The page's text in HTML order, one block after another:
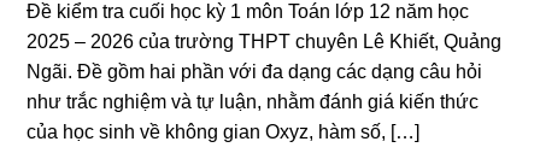
Đề kiểm tra cuối học kỳ 1 môn Toán lớp 12 năm học
2025 – 2026 của trường THPT chuyên Lê Khiết, Quảng
Ngãi. Đề gồm hai phần với đa dạng các dạng câu hỏi
như trắc nghiệm và tự luận, nhằm đánh giá kiến thức
của học sinh về không gian Oxyz, hàm số, […]